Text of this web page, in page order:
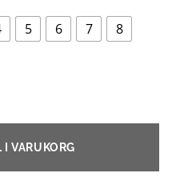
5 6 7
8
- ALLA ÄR UNIKA! ROSA!
I VARUKORG